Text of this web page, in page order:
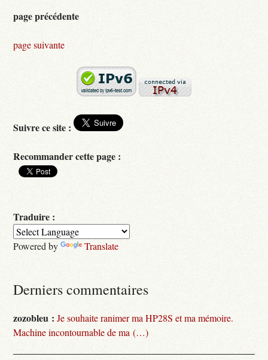
page précédente
page suivante
Suivre ce site :
Recommander cette page :
Traduire :
Powered by Translate
Derniers commentaires
zozobleu : Je souhaite ranimer ma HP28S et ma mémoire.
Machine incontournable de ma (…)